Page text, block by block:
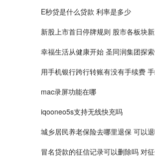
E秒贷是什么贷款 利率是多少
新股上市首日停牌规则 股市各板块
幸福生活从健康开始 圣同润集团探
用手机银行跨行转账有没有手续费
mac录屏功能在哪
iqooneo5s支持无线快充吗
城乡居民养老保险去哪里退保 可以
冒名贷款的征信记录可以删除吗 对